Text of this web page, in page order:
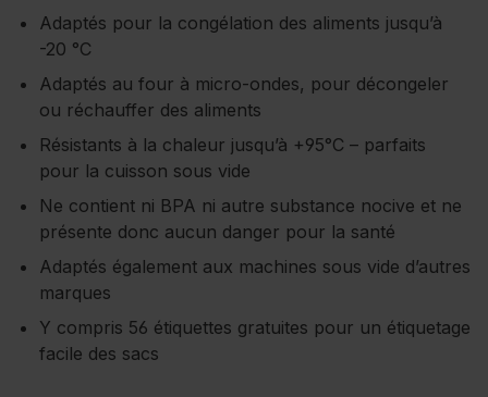
Adaptés pour la congélation des aliments jusqu’à
-20 °C
Adaptés au four à micro-ondes, pour décongeler
ou réchauffer des aliments
Résistants à la chaleur jusqu’à +95°C – parfaits
pour la cuisson sous vide
Ne contient ni BPA ni autre substance nocive et ne
présente donc aucun danger pour la santé
Adaptés également aux machines sous vide d’autres
marques
Y compris 56 étiquettes gratuites pour un étiquetage
facile des sacs